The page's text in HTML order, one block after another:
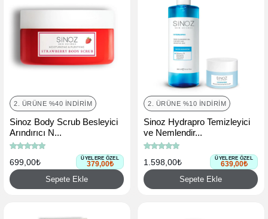
2. ÜRÜNE %40 İNDIRIM
Sinoz Body Scrub Besleyici
Arındırıcı N...
699,00₺ ÜYELERE ÖZEL
379,00₺
Sepete Ekle
2. ÜRÜNE %10 İNDIRIM
Sinoz Hydrapro Temizleyici
ve Nemlendir...
1.598,00₺ ÜYELERE ÖZEL
639,00₺
Sepete Ekle